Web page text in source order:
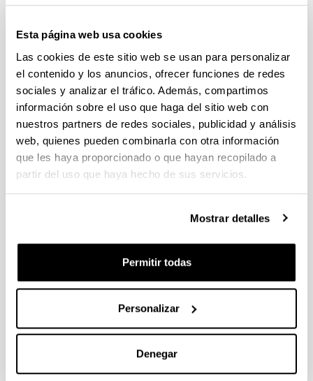
Esta página web usa cookies
Las cookies de este sitio web se usan para personalizar
el contenido y los anuncios, ofrecer funciones de redes
sociales y analizar el tráfico. Además, compartimos
información sobre el uso que haga del sitio web con
nuestros partners de redes sociales, publicidad y análisis
web, quienes pueden combinarla con otra información
que les haya proporcionado o que hayan recopilado a
partir del uso que haya hecho de sus servicios.
Mostrar detalles
Permitir todas
Personalizar
Denegar
Artículos (2020)
Simultaneous Episodes of Heavy
Rainfall in Morocco and Southern
Alps: 2.Time Scales and Mapping of
Remote and Local Evaporative
Sources
Autoría:
Gangoiti, G.; Sáez de Cámara, E.; Alonso, L.; Iza, J.;
García, J.A.; Valdenebro, V.; Gómez Navazo, M.C.;
García, E.
Journal of Geophysical Research-Atmospheres
Volumen: